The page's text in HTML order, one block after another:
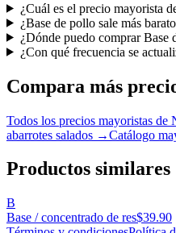
¿Cuál es el precio mayorista
¿Base de pollo sale más
¿Dónde puedo comprar
¿Con qué frecuencia se
Compara más
Todos los precios mayoristas
abarrotes salados →Catálogo
Productos similares
B
Base / concentrado de res$39.90